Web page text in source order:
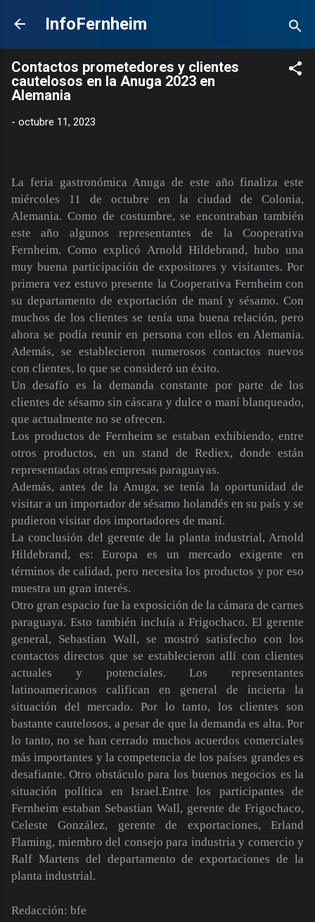
Ir al contenido principal
InfoFernheim
Contactos prometedores y clientes
cautelosos en la Anuga 2023 en
Alemania
- octubre 11, 2023
La feria gastronómica Anuga de este año finaliza este
miércoles 11 de octubre en la ciudad de Colonia,
Alemania. Como de costumbre, se encontraban también
este año algunos representantes de la Cooperativa
Fernheim. Como explicó Arnold Hildebrand, hubo una
muy buena participación de expositores y visitantes. Por
primera vez estuvo presente la Cooperativa Fernheim con
su departamento de exportación de maní y sésamo. Con
muchos de los clientes se tenía una buena relación, pero
ahora se podía reunir en persona con ellos en Alemania.
Además, se establecieron numerosos contactos nuevos
con clientes, lo que se consideró un éxito.
Un desafío es la demanda constante por parte de los
clientes de sésamo sin cáscara y dulce o maní blanqueado,
que actualmente no se ofrecen.
Los productos de Fernheim se estaban exhibiendo, entre
otros productos, en un stand de Rediex, donde están
representadas otras empresas paraguayas.
Además, antes de la Anuga, se tenía la oportunidad de
visitar a un importador de sésamo holandés en su país y se
pudieron visitar dos importadores de maní.
La conclusión del gerente de la planta industrial, Arnold
Hildebrand, es: Europa es un mercado exigente en
términos de calidad, pero necesita los productos y por eso
muestra un gran interés.
Otro gran espacio fue la exposición de la cámara de carnes
paraguaya. Esto también incluía a Frigochaco. El gerente
general, Sebastian Wall, se mostró satisfecho con los
contactos directos que se establecieron allí con clientes
actuales y potenciales. Los representantes
latinoamericanos califican en general de incierta la
situación del mercado. Por lo tanto, los clientes son
bastante cautelosos, a pesar de que la demanda es alta. Por
lo tanto, no se han cerrado muchos acuerdos comerciales
más importantes y la competencia de los países grandes es
desafiante. Otro obstáculo para los buenos negocios es la
situación política en Israel.Entre los participantes de
Fernheim estaban Sebastian Wall, gerente de Frigochaco,
Celeste González, gerente de exportaciones, Erland
Flaming, miembro del consejo para industria y comercio y
Ralf Martens del departamento de exportaciones de la
planta industrial.
Redacción: bfe